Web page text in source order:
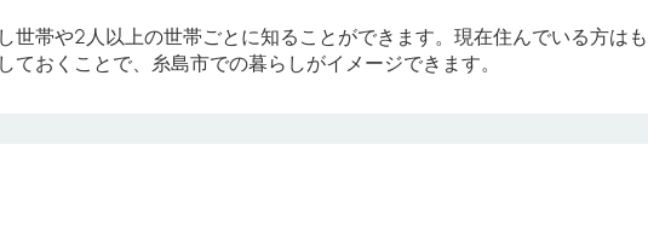
世帯や2人以上の世帯ごとに知ることができます。現在住んでいる方は
おくことで、糸島市での暮らしがイメージできます。